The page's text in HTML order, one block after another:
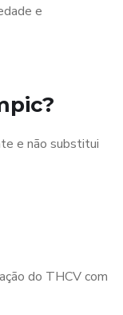
e
e não substitui
do THCV com